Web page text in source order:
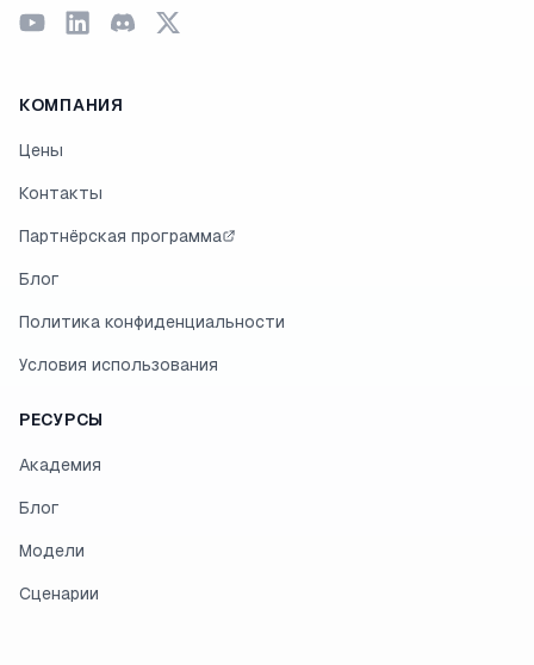
КОМПАНИЯ
Цены
Контакты
Партнёрская программа
Блог
Политика конфиденциальности
Условия использования
РЕСУРСЫ
Академия
Блог
Модели
Сценарии